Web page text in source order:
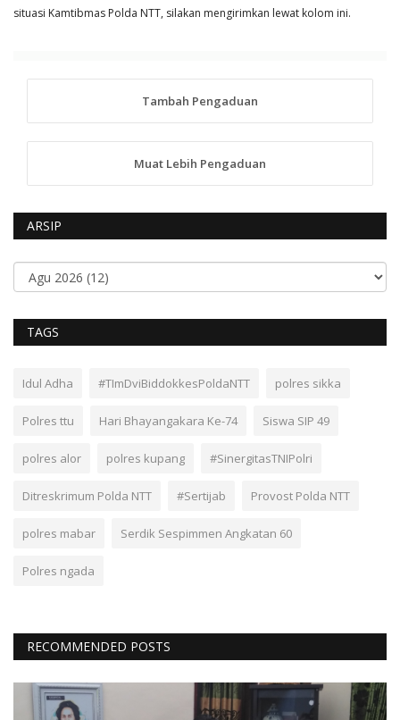
situasi Kamtibmas Polda NTT, silakan mengirimkan lewat kolom ini.
Tambah Pengaduan
Muat Lebih Pengaduan
ARSIP
TAGS
Idul Adha #TImDviBiddokkesPoldaNTT polres sikka
Polres ttu Hari Bhayangakara Ke-74 Siswa SIP 49
polres alor polres kupang #SinergitasTNIPolri
Ditreskrimum Polda NTT #Sertijab Provost Polda NTT
polres mabar Serdik Sespimmen Angkatan 60
Polres ngada
RECOMMENDED POSTS